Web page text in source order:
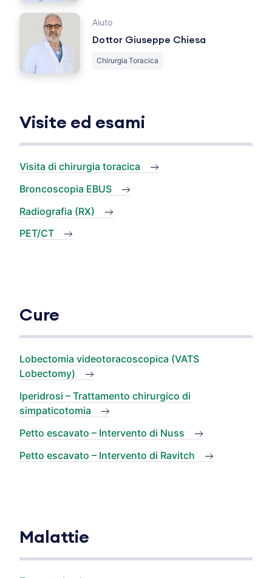
Aiuto
Dottor Giuseppe Chiesa
Chirurgia Toracica
Visite ed esami
Visita di chirurgia toracica
Broncoscopia EBUS
Radiografia (RX)
PET/CT
Cure
Lobectomia videotoracoscopica (VATS
Lobectomy)
Iperidrosi – Trattamento chirurgico di
simpaticotomia
Petto escavato – Intervento di Nuss
Petto escavato – Intervento di Ravitch
Malattie